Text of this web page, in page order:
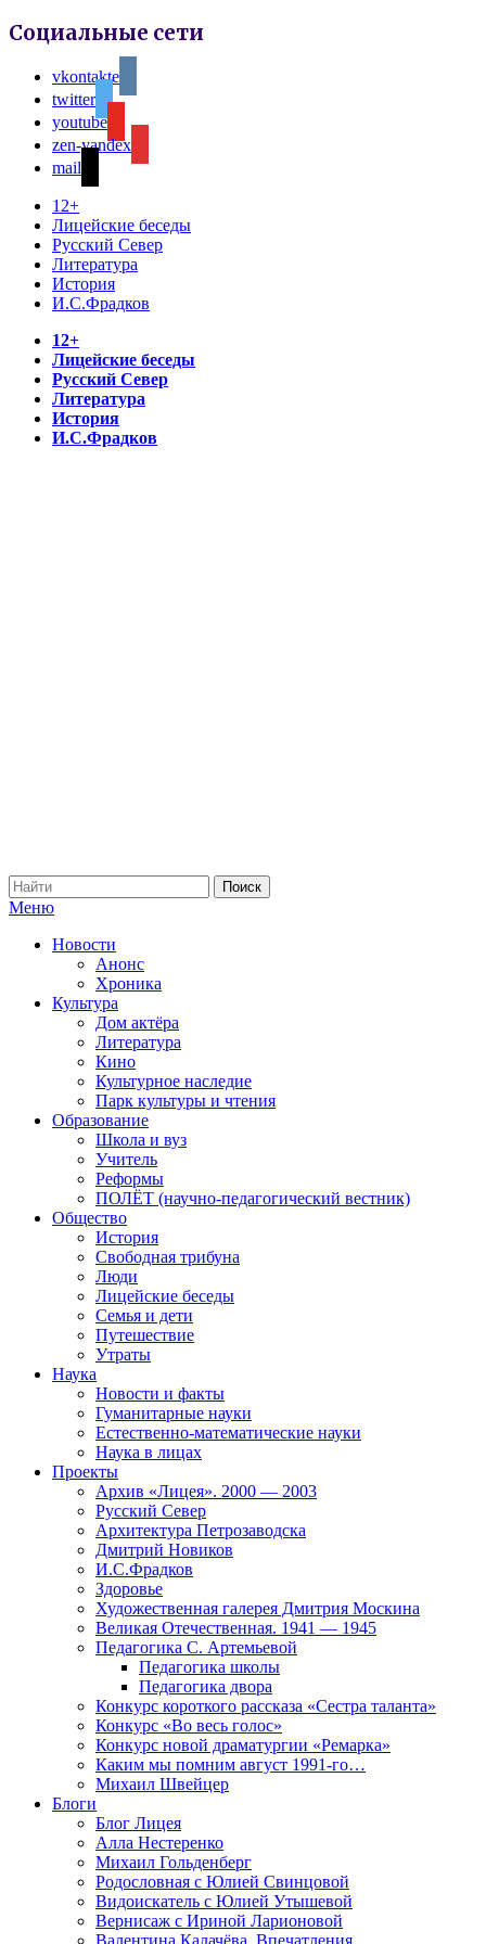
Социальные сети
vkontakte
twitter
youtube
zen-yandex
mail
12+
Лицейские беседы
Русский Север
Литература
История
И.С.Фрадков
12+
Лицейские беседы
Русский Север
Литература
История
И.С.Фрадков
Меню
Новости
Анонс
Хроника
Культура
Дом актёра
Литература
Кино
Культурное наследие
Парк культуры и чтения
Образование
Школа и вуз
Учитель
Реформы
ПОЛЁТ (научно-педагогический вестник)
Общество
История
Свободная трибуна
Люди
Лицейские беседы
Семья и дети
Путешествие
Утраты
Наука
Новости и факты
Гуманитарные науки
Естественно-математические науки
Наука в лицах
Проекты
Архив «Лицея». 2000 — 2003
Русский Север
Архитектура Петрозаводска
Дмитрий Новиков
И.С.Фрадков
Здоровье
Художественная галерея Дмитрия Москина
Великая Отечественная. 1941 — 1945
Педагогика С. Артемьевой
Педагогика школы
Педагогика двора
Конкурс короткого рассказа «Сестра таланта»
Конкурс «Во весь голос»
Конкурс новой драматургии «Ремарка»
Каким мы помним август 1991-го…
Михаил Швейцер
Блоги
Блог Лицея
Алла Нестеренко
Михаил Гольденберг
Родословная с Юлией Свинцовой
Видоискатель с Юлией Утышевой
Вернисаж с Ириной Ларионовой